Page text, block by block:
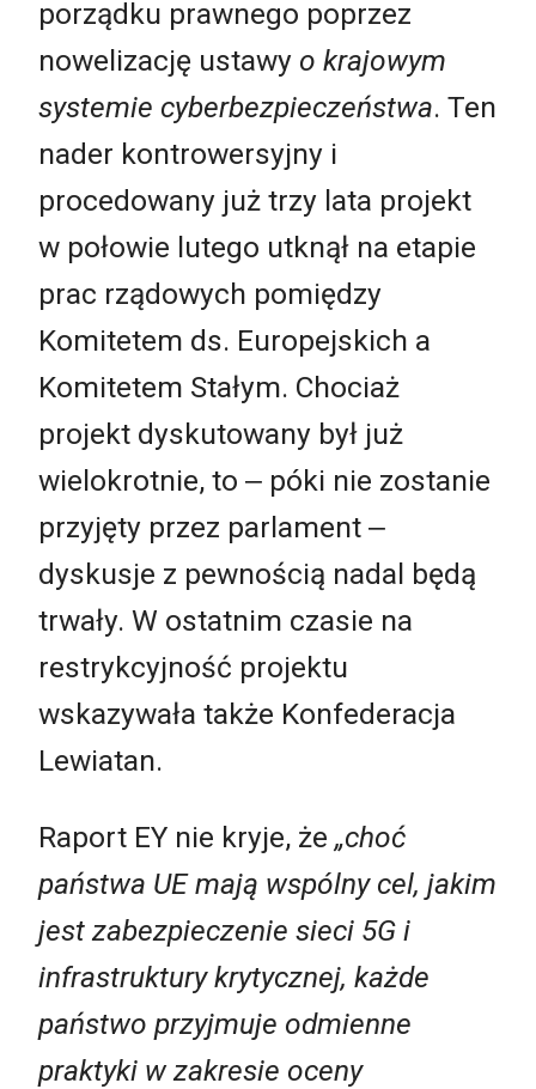
porządku prawnego poprzez
nowelizację ustawy o krajowym
systemie cyberbezpieczeństwa. Ten
nader kontrowersyjny i
procedowany już trzy lata projekt
w połowie lutego utknął na etapie
prac rządowych pomiędzy
Komitetem ds. Europejskich a
Komitetem Stałym. Chociaż
projekt dyskutowany był już
wielokrotnie, to ‒ póki nie zostanie
przyjęty przez parlament ‒
dyskusje z pewnością nadal będą
trwały. W ostatnim czasie na
restrykcyjność projektu
wskazywała także Konfederacja
Lewiatan.
Raport EY nie kryje, że „choć
państwa UE mają wspólny cel, jakim
jest zabezpieczenie sieci 5G i
infrastruktury krytycznej, każde
państwo przyjmuje odmienne
praktyki w zakresie oceny